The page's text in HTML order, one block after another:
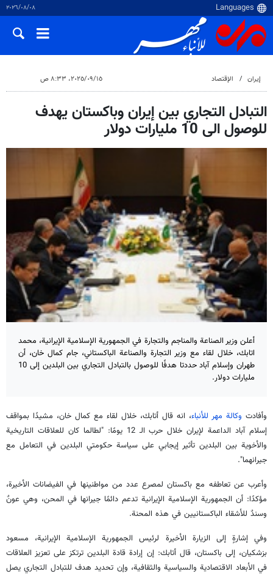
٠٨‏/٠٨‏/٢٠٢٦
إيران الإقتصاد ١٥‏/٠٩‏/٢٠٢٥، ٨:٣٣ ص
التبادل التجاري بين إيران وباكستان يهدف
للوصول الى 10 مليارات دولار
أعلن وزير الصناعة والمناجم والتجارة في الجمهورية الإسلامية الإيرانية، محمد
اتابك، خلال لقاء مع وزير التجارة والصناعة الباكستاني، جام كمال خان، أن
طهران وإسلام آباد حددتا هدفًا للوصول بالتبادل التجاري بين البلدين إلى 10
مليارات دولار.
وأفادت وكالة مهر للأنباء، انه قال أتابك، خلال لقاء مع كمال خان، مشيدًا بمواقف
إسلام آباد الداعمة لإيران خلال حرب الـ 12 يومًا: "لطالما كان للعلاقات التاريخية
والأخوية بين البلدين تأثير إيجابي على سياسة حكومتي البلدين في التعامل مع
جيرانهما".
وأعرب عن تعاطفه مع باكستان لمصرع عدد من مواطنينها في الفيضانات الأخيرة،
مؤكدًا: أن الجمهورية الإسلامية الإيرانية تدعم دائمًا جيرانها في المحن، وهي عونٌ
وسندٌ للأشقاء الباكستانيين في هذه المحنة.
وفي إشارةٍ إلى الزيارة الأخيرة لرئيس الجمهورية الإسلامية الإيرانية، مسعود
بزشكيان، إلى باكستان، قال أتابك: إن إرادة قادة البلدين ترتكز على تعزيز العلاقات
في الأبعاد الاقتصادية والسياسية والثقافية، وإن تحديد هدف للتبادل التجاري يصل